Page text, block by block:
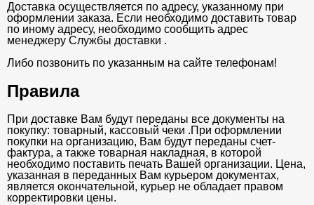
Доставка осуществляется по адресу, указанному при
оформлении заказа. Если необходимо доставить товар
по иному адресу, необходимо сообщить адрес
менеджеру Службы доставки .
Либо позвонить по указанным на сайте телефонам!
Правила
При доставке Вам будут переданы все документы на
покупку: товарный, кассовый чеки .При оформлении
покупки на организацию, Вам будут переданы счет-
фактура, а также товарная накладная, в которой
необходимо поставить печать Вашей организации. Цена,
указанная в переданных Вам курьером документах,
является окончательной, курьер не обладает правом
корректировки цены.